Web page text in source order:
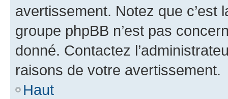
avertissement. Notez que c’est
groupe phpBB n’est pas
donné. Contactez
raisons de votre avertissement.
Haut